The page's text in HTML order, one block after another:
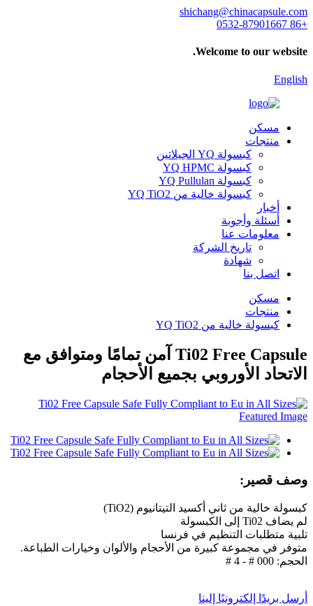
shichang@chinacapsule.com
+86 0532-87901667
Welcome to our website.
English
مسكن
منتجات
كبسولة YQ الجيلاتين
كبسولة YQ HPMC
كبسولة YQ Pullulan
كبسولة خالية من YQ TiO2
أخبار
أسئلة وأجوبة
معلومات عنا
تاريخ الشركة
شهادة
اتصل بنا
مسكن
منتجات
كبسولة خالية من YQ TiO2
Ti02 Free Capsule آمن تمامًا ومتوافق مع
الاتحاد الأوروبي بجميع الأحجام
وصف قصير:
كبسولة خالية من ثاني أكسيد التيتانيوم (TiO2)
لم يضاف Ti02 إلى الكبسولة
تلبية متطلبات التنظيم في فرنسا
متوفر في مجموعة كبيرة من الأحجام والألوان وخيارات الطباعة.
الحجم: 000 # - 4 #
أرسل بريدًا إلكترونيًا إلينا